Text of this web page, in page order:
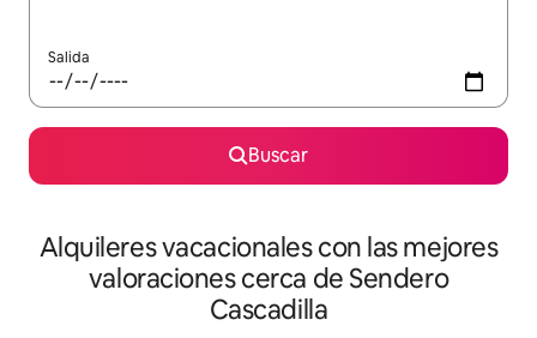
Salida
Buscar
Alquileres vacacionales con las mejores
valoraciones cerca de Sendero
Cascadilla